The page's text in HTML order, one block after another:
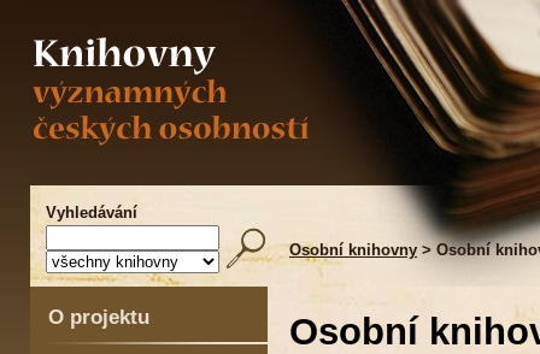
Vyhledávání
Osobní knihovny > Osobní
O projektu Osobní